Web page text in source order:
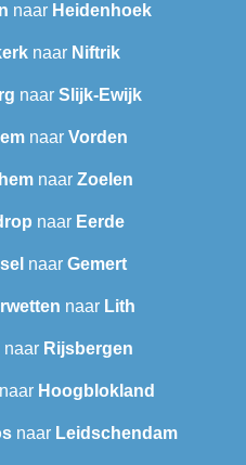
naar Heidenhoek
naar Niftrik
naar Slijk-Ewijk
naar Vorden
naar Zoelen
naar Eerde
naar Gemert
naar Lith
naar Rijsbergen
naar Hoogblokland
naar Leidschendam